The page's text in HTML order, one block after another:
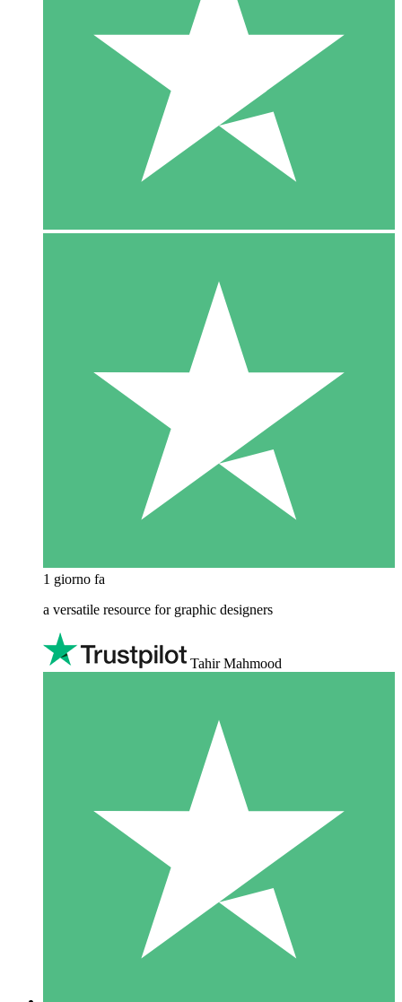
1 giorno fa
a versatile resource for graphic designers
Tahir Mahmood